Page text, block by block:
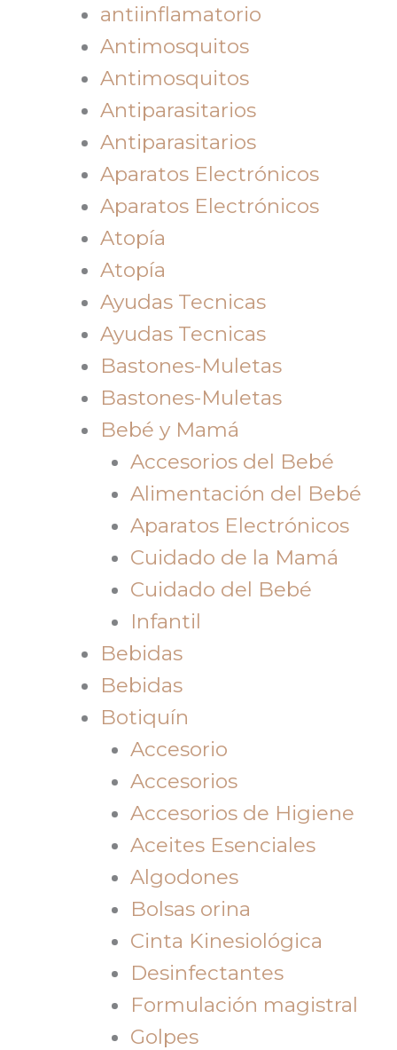
antiinflamatorio
Antimosquitos
Antimosquitos
Antiparasitarios
Antiparasitarios
Aparatos Electrónicos
Aparatos Electrónicos
Atopía
Atopía
Ayudas Tecnicas
Ayudas Tecnicas
Bastones-Muletas
Bastones-Muletas
Bebé y Mamá
Accesorios del Bebé
Alimentación del Bebé
Aparatos Electrónicos
Cuidado de la Mamá
Cuidado del Bebé
Infantil
Bebidas
Bebidas
Botiquín
Accesorio
Accesorios
Accesorios de Higiene
Aceites Esenciales
Algodones
Bolsas orina
Cinta Kinesiológica
Desinfectantes
Formulación magistral
Golpes